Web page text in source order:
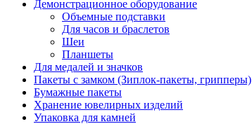
Демонстрационное оборудование
Объемные подставки
Для часов и браслетов
Шеи
Планшеты
Для медалей и значков
Пакеты с замком (Зиплок-пакеты, грипперы)
Бумажные пакеты
Хранение ювелирных изделий
Упаковка для камней